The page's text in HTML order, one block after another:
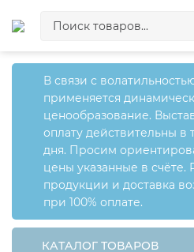
В связи с
применяется
ценообразование.
оплату действительны в
дня. Просим
цены указанные в счёте.
продукции и доставка
при 100% оплате.
КАТАЛОГ ТОВАРОВ